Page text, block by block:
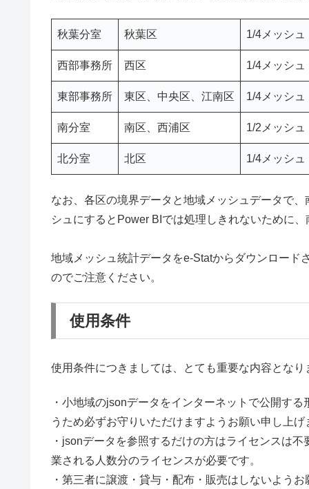
秋葉分室 秋葉区 1/4メッシュ
西部事務所 西区 1/4メッシュ
東部事務所 東区、中央区、江南区 1/4メッシュ
南分室 南区、西浦区 1/2メッシュ
北分室 北区 1/4メッシュ
なお、各区の境界データと地域メッシュデータで
シュにするとPower BIでは処理しきれないために
地域メッシュ統計データをe-Statからダウンロード
のでご注意ください。
使用条件
使用条件につきましては、とても重要な内容とな
・小地域のjsonデータをインターネットで公開す
うため必ずお守りいただけますようお願い申し上げ
・jsonデータを参照するだけの方はライセンスは
業される人数分のライセンスが必要です。
・第三者に譲渡・貸与・配布・販売はしないよう